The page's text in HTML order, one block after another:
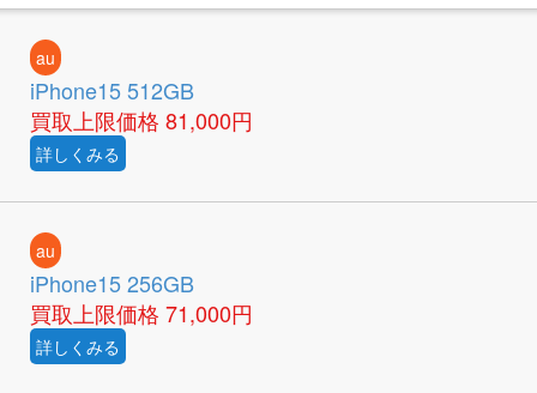
au
iPhone15 512GB
買取上限価格 81,000円
詳しくみる
au
iPhone15 256GB
買取上限価格 71,000円
詳しくみる